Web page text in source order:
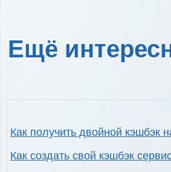
Ещё
Как получить двойной кэшбэк
Как создать свой кэшбэк